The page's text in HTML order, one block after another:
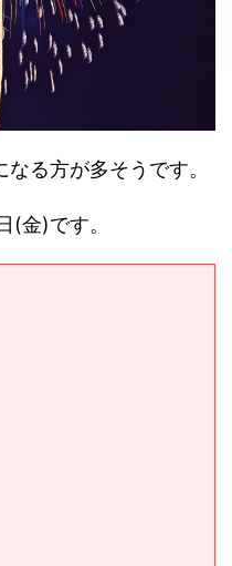
る方が多そうです。
(金)です。